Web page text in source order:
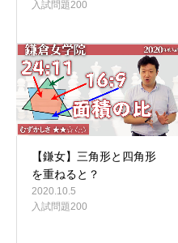
入試問題200
【鎌女】三角形と四角形
を重ねると？
2020.10.5
入試問題200